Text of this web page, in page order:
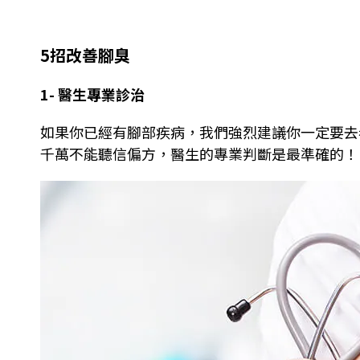
5招改善腳臭
1- 醫生專業診治
如果你已經有腳部疾病，我們強烈建議你一定要
千萬不能聽信偏方，醫生的專業判斷是最準確的！